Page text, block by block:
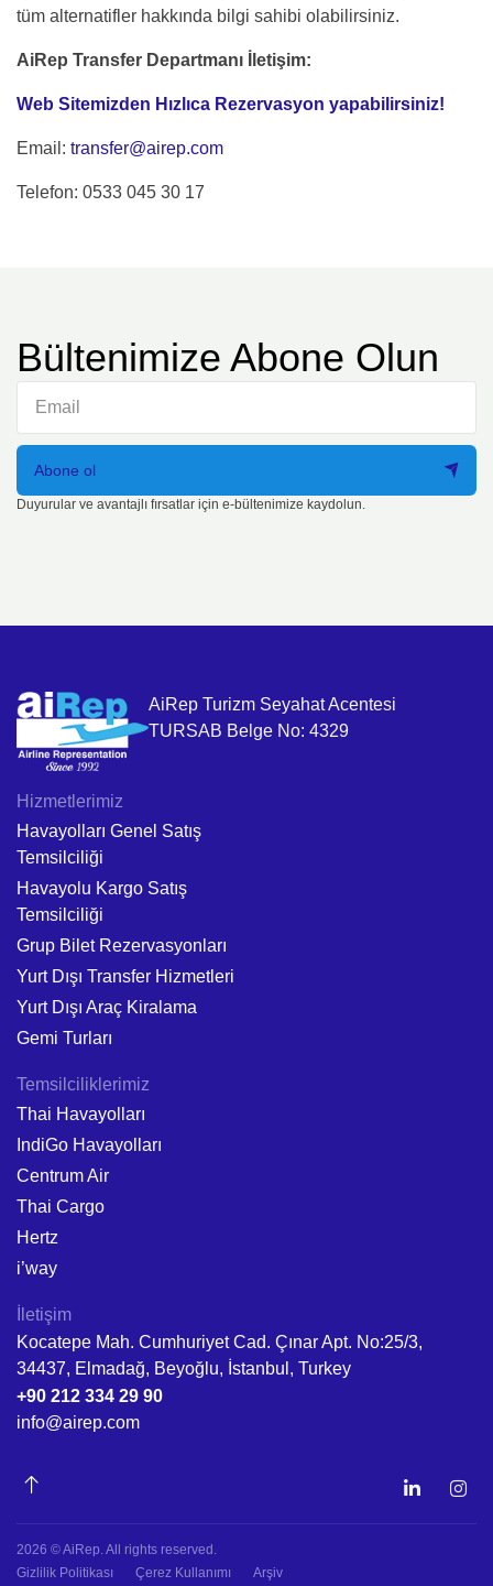
tüm alternatifler hakkında bilgi sahibi olabilirsiniz.
AiRep Transfer Departmanı İletişim:
Web Sitemizden Hızlıca Rezervasyon yapabilirsiniz!
Email: transfer@airep.com
Telefon: 0533 045 30 17
Bültenimize Abone Olun
Abone ol
Duyurular ve avantajlı fırsatlar için e-bültenimize kaydolun.
AiRep Turizm Seyahat Acentesi
TURSAB Belge No: 4329
Hizmetlerimiz
Havayolları Genel Satış
Temsilciliği
Havayolu Kargo Satış
Temsilciliği
Grup Bilet Rezervasyonları
Yurt Dışı Transfer Hizmetleri
Yurt Dışı Araç Kiralama
Gemi Turları
Temsilciliklerimiz
Thai Havayolları
IndiGo Havayolları
Centrum Air
Thai Cargo
Hertz
i’way
İletişim
Kocatepe Mah. Cumhuriyet Cad. Çınar Apt. No:25/3,
34437, Elmadağ, Beyoğlu, İstanbul, Turkey
+90 212 334 29 90
info@airep.com
2026 © AiRep. All rights reserved.
Gizlilik Politikası
Çerez Kullanımı Arşiv